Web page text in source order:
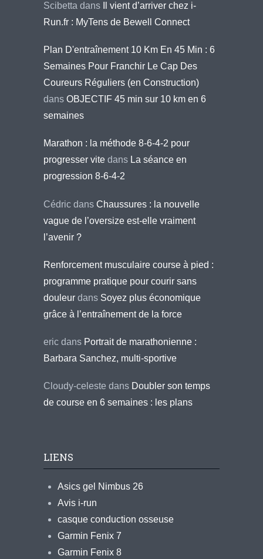
Scibetta dans
Il vient d’arriver chez i-
Run.fr : MyTens de Bewell Connect
Plan D'entraînement 10 Km En 45 Min : 6
Semaines Pour Franchir Le Cap Des
Coureurs Réguliers (en Construction)
dans OBJECTIF 45 min sur 10 km en 6
semaines
Marathon : la méthode 8-6-4-2 pour
progresser vite dans La séance en
progression 8-6-4-2
Cédric dans Chaussures : la nouvelle
vague de l’oversize est-elle vraiment
l’avenir ?
Renforcement musculaire course à pied :
programme pratique pour courir sans
douleur dans Soyez plus économique
grâce à l’entraînement de la force
eric dans Portrait de marathonienne :
Barbara Sanchez, multi-sportive
Cloudy-celeste dans Doubler son temps
de course en 6 semaines : les plans
LIENS
Asics gel Nimbus 26
Avis i-run
casque conduction osseuse
Garmin Fenix 7
Garmin Fenix 8